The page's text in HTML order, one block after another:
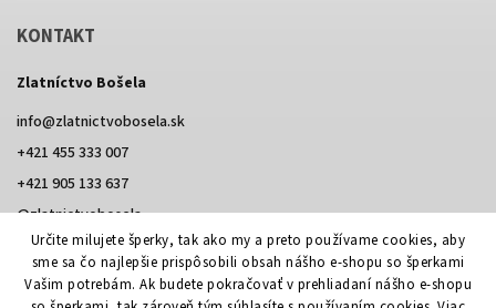
Určite milujete šperky, tak ako my a preto používame cookies, aby
sme sa čo najlepšie prispôsobili obsah nášho e-shopu so šperkami
Vašim potrebám. Ak budete pokračovať v prehliadaní nášho e-shopu
KONTAKT
Zlatníctvo Bošela
info@zlatnictvobosela.sk
+421 455 333 007
+421 905 133 637
@zlatnictvobosela
FacebookInstagram@zlatnictvobosela